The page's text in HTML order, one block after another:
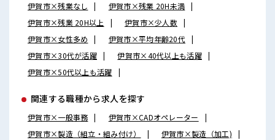
伊賀市×残業なし
伊賀市×残業 20H未満
伊賀市×残業 20H以上
伊賀市×少人数
伊賀市×女性多め
伊賀市×平均年齢20代
伊賀市×30代が活躍
伊賀市×40代以上も活躍
伊賀市×50代以上も活躍
関連する職種から求人を探す
伊賀市×一般事務
伊賀市×CADオペレーター
伊賀市×製造（組立・組み付け）
伊賀市×製造（加工)